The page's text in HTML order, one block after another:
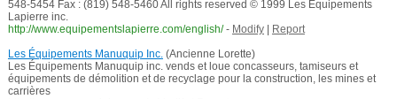
548-5454 Fax : (819) 548-5460 All rights reserved © 1999 Les Équipements
Lapierre inc.
http://www.equipementslapierre.com/english/ - Modify|
Report
Les Équipements Manuquip Inc.(Ancienne Lorette)
Les Équipements Manuquip inc. vends et loue concasseurs, tamiseurs et
équipements de démolition et de recyclage pour la construction, les mines et
carrières